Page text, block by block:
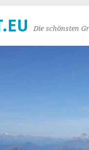
Die schönsten